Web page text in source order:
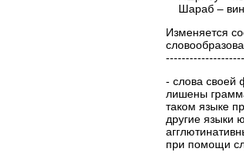
Шараб –
Изменяется
- слова своей
лишены
таком языке
другие языки
при помощи